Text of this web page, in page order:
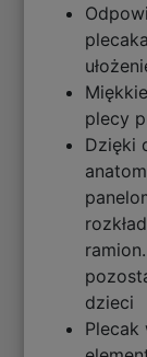
plecy
Dzięki
dzieci